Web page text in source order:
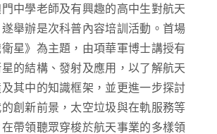
中學老師及有興趣的高中生對航天
遂舉辦是次科普內容培訓活動。首場
衛星》為主題 ，由項華軍博士講授有
的結構、發射及應用，以了解航天
其中的知識框架，並更進一步探討
創新前景 ，太空垃圾與在軌服務等
帶領聽眾穿梭於航天事業的多樣領